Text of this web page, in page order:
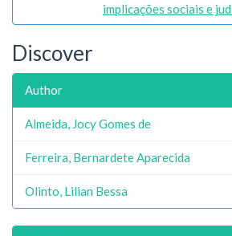
implicações sociais e
Discover
Author
Almeida, Jocy Gomes de
Ferreira, Bernardete Aparecida
Olinto, Lilian Bessa